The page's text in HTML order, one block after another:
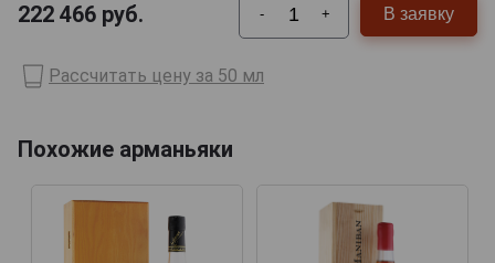
222 466 руб. - + В заявку
Рассчитать цену за 50 мл
Похожие арманьяки